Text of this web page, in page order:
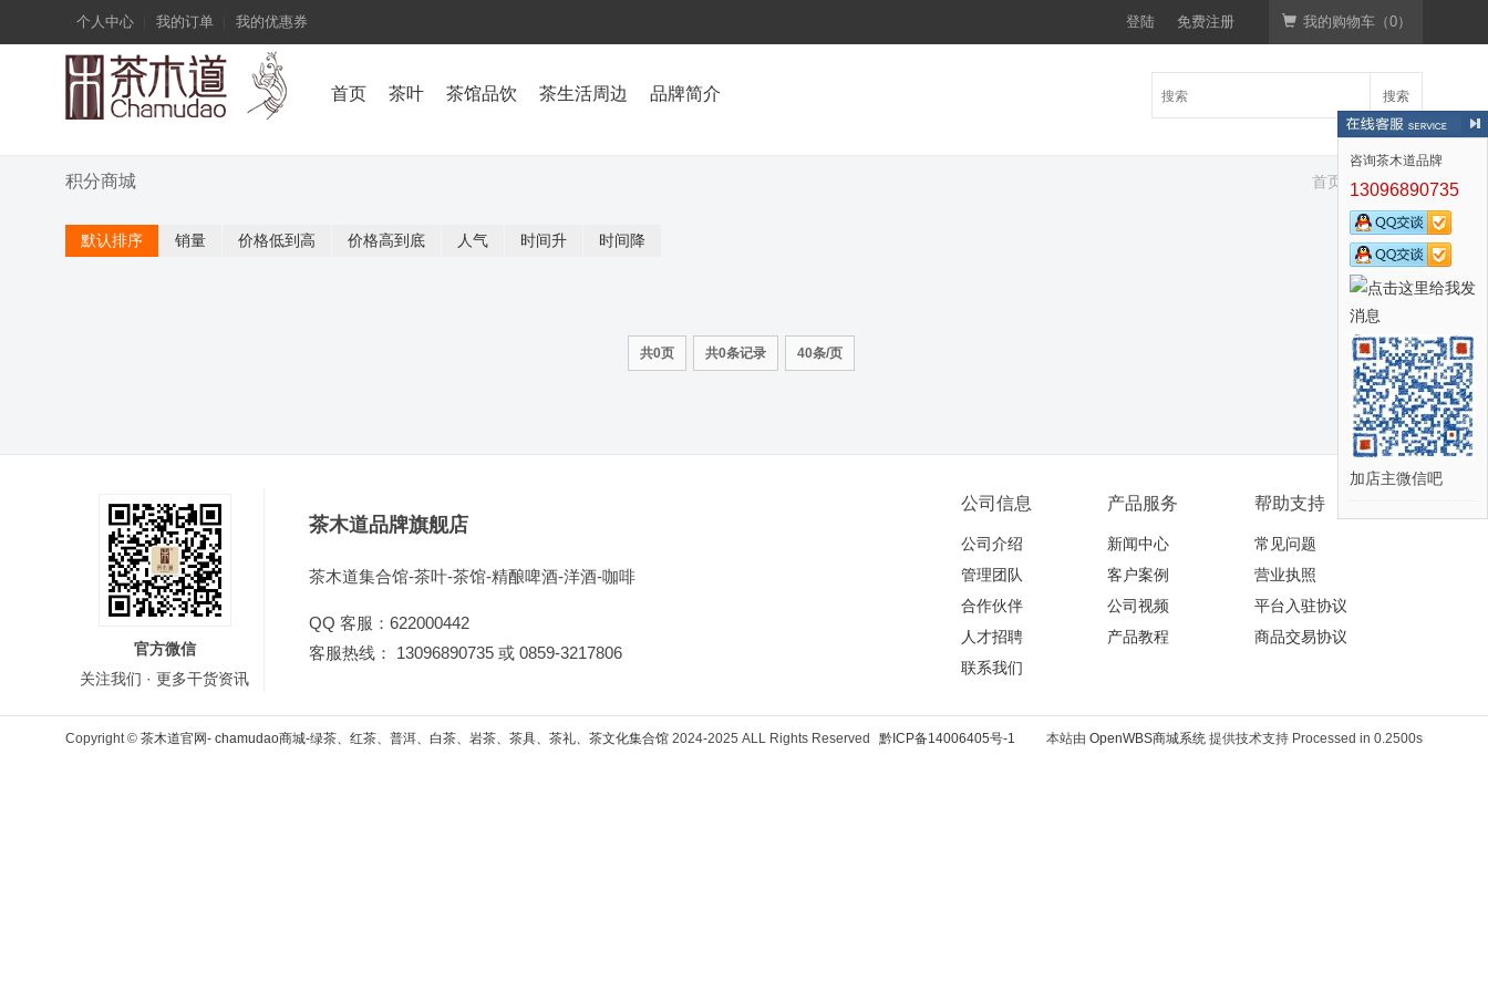
个人中心 我的订单 我的优惠券 登陆 免费注册 我的购物车（0）
首页 茶叶 茶馆品饮 茶生活周边 品牌简介 搜索
积分商城 首页 > 积分商城
默认排序 销量 价格低到高 价格高到底 人气 时间升 时间降
共0页 共0条记录 40条/页
官方微信
关注我们 · 更多干货资讯
茶木道品牌旗舰店
茶木道集合馆-茶叶-茶馆-精酿啤酒-洋酒-咖啡
QQ 客服：622000442
客服热线： 13096890735 或 0859-3217806
公司信息
公司介绍
管理团队
合作伙伴
人才招聘
联系我们
产品服务
新闻中心
客户案例
公司视频
产品教程
帮助支持
常见问题
营业执照
平台入驻协议
商品交易协议
Copyright © 茶木道官网- chamudao商城-绿茶、红茶、普洱、白茶、岩茶、茶具、茶礼、茶文化集合馆 2024-2025 ALL Rights Reserved 黔ICP备14006405号-1 本站由 OpenWBS商城系统 提供技术支持 Processed in 0.2500s
咨询茶木道品牌
13096890735
加店主微信吧